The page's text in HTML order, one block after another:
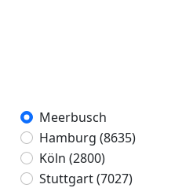
Meerbusch
Hamburg (8635)
Köln (2800)
Stuttgart(7027)